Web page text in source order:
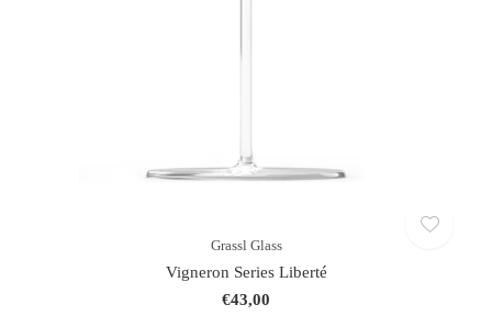
Grassl Glass
Vigneron Series Liberté
€43,00